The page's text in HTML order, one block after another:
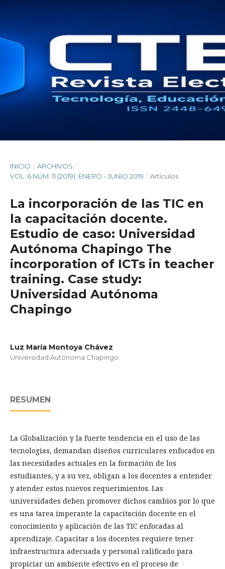
INICIO / ARCHIVOS /
VOL. 6 NÚM. 11 (2019): ENERO - JUNIO 2019 / Artículos
La incorporación de las TIC en
la capacitación docente.
Estudio de caso: Universidad
Autónoma Chapingo The
incorporation of ICTs in teacher
training. Case study:
Universidad Autónoma
Chapingo
Luz María Montoya Chávez
Universidad Autónoma Chapingo
RESUMEN
La Globalización y la fuerte tendencia en el uso de las
tecnologías, demandan diseños curriculares enfocados en
las necesidades actuales en la formación de los
estudiantes, y a su vez, obligan a los docentes a entender
y atender estos nuevos requerimientos. Las
universidades deben promover dichos cambios por lo que
es una tarea imperante la capacitación docente en el
conocimiento y aplicación de las TIC enfocadas al
aprendizaje. Capacitar a los docentes requiere tener
infraestructura adecuada y personal calificado para
propiciar un ambiente efectivo en el proceso de